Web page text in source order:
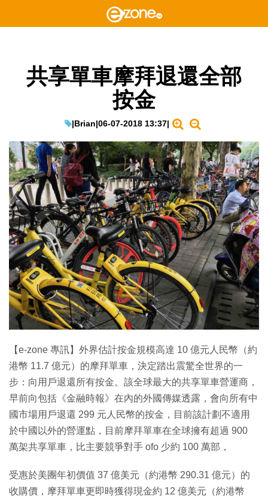
共享單車摩拜退還全部
按金
|Brian|06-07-2018 13:37|
【e-zone 專訊】外界估計按金規模高達 10 億元人民幣（約
港幣 11.7 億元）的摩拜單車，決定踏出震驚全世界的一
步：向用戶退還所有按金。該全球最大的共享單車營運商，
早前向包括《金融時報》在內的外國傳媒透露，會向所有中
國市場用戶退還 299 元人民幣的按金，目前該計劃不適用
於中國以外的營運點，目前摩拜單車在全球擁有超過 900
萬架共享單車，比主要競爭對手 ofo 少約 100 萬部，
受惠於美團年初價值 37 億美元（約港幣 290.31 億元）的
收購價，摩拜單車更即時獲得現金約 12 億美元（約港幣